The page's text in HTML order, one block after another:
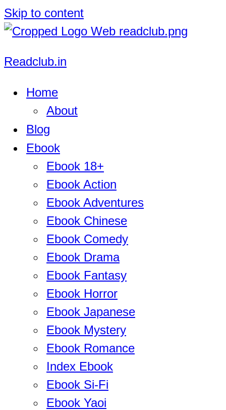
Skip to content
Readclub.in
Home
About
Blog
Ebook
Ebook 18+
Ebook Action
Ebook Adventures
Ebook Chinese
Ebook Comedy
Ebook Drama
Ebook Fantasy
Ebook Horror
Ebook Japanese
Ebook Mystery
Ebook Romance
Index Ebook
Ebook Si-Fi
Ebook Yaoi